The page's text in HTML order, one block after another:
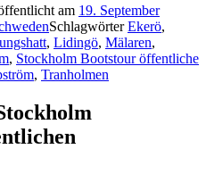
am 19. September
SchlagwörterEkerö,
, Lidingö, Mälaren,
, Stockholm Bootstour öffentliche
, Tranholmen